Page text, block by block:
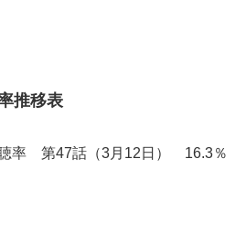
推移表
聴率 第47話（3月12日） 16.3％